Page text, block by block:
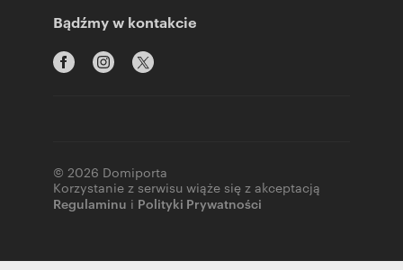
Bądźmy w kontakcie
© 2026 Domiporta
Korzystanie z serwisu wiąże się z akceptacją
Regulaminu i Polityki Prywatności